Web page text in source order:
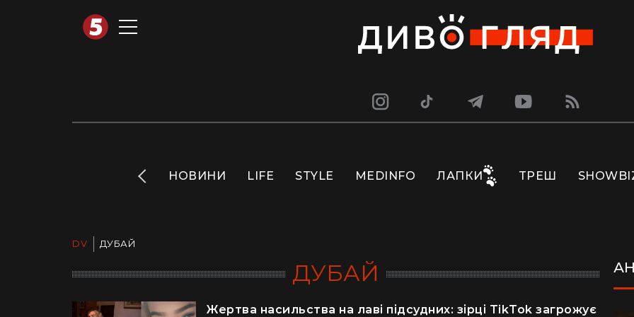
INFO НОВИНИ LIFE STYLE MEDINFO ЛАПКИ ТРЕШ
DV ДУБАЙ
ДУБАЙ
Жертва насильства на лаві підсудних: зірці TikTok загрожує